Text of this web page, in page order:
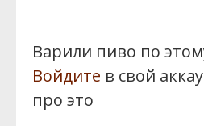
Варили пиво по
Войдите в свой
про это